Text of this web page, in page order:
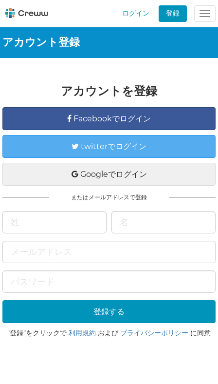
ログイン 登録
アカウント登録
アカウントを登録
Facebookでログイン
twitterでログイン
Googleでログイン
またはメールアドレスで登録
"登録"をクリックで 利用規約 および プライバシーポリシー に同意